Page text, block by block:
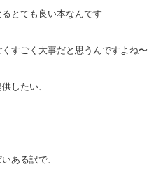
とても良い本なんです
すごく大事だと思うんですよね〜
したい、
ある訳で、